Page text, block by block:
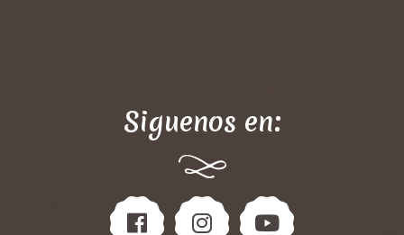
Siguenos en: